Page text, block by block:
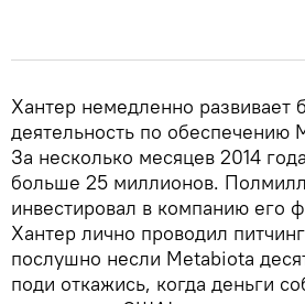
Хантер немедленно развивает
деятельность по обеспечению
За несколько месяцев 2014
больше 25 миллионов.
инвестировал в компанию его
Хантер лично проводил
послушно несли Metabiota
поди откажись, когда деньги